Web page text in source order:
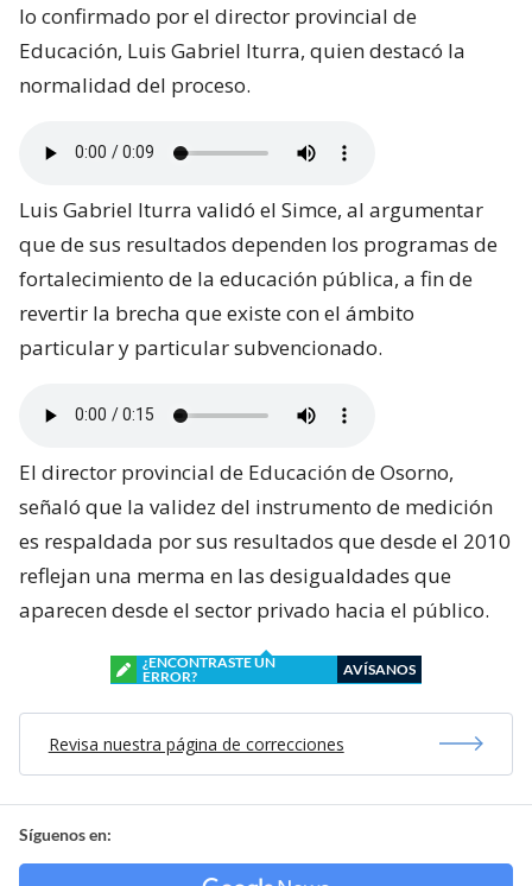
lo confirmado por el director provincial de
Educación, Luis Gabriel Iturra, quien destacó la
normalidad del proceso.
Luis Gabriel Iturra validó el Simce, al argumentar
que de sus resultados dependen los programas de
fortalecimiento de la educación pública, a fin de
revertir la brecha que existe con el ámbito
particular y particular subvencionado.
El director provincial de Educación de Osorno,
señaló que la validez del instrumento de medición
es respaldada por sus resultados que desde el 2010
reflejan una merma en las desigualdades que
aparecen desde el sector privado hacia el público.
¿ENCONTRASTE UN
ERROR?
AVÍSANOS
Revisa nuestra página de correcciones
Síguenos en: